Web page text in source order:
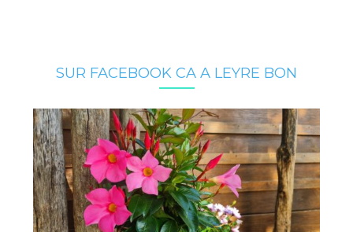
SUR FACEBOOK CA A LEYRE BON